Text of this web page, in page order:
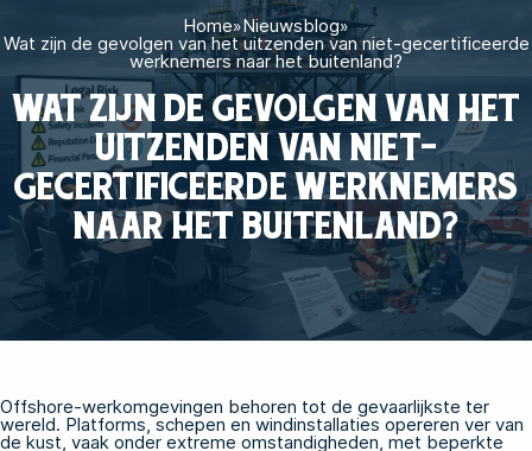
Home»Nieuwsblog»
Wat zijn de gevolgen van het uitzenden van niet-gecertificeerde
werknemers naar het buitenland?
WAT ZIJN DE GEVOLGEN VAN HET
UITZENDEN VAN NIET-
GECERTIFICEERDE WERKNEMERS
NAAR HET BUITENLAND?
Offshore-werkomgevingen behoren tot de gevaarlijkste ter
wereld. Platforms, schepen en windinstallaties opereren ver van
de kust, vaak onder extreme omstandigheden, met beperkte